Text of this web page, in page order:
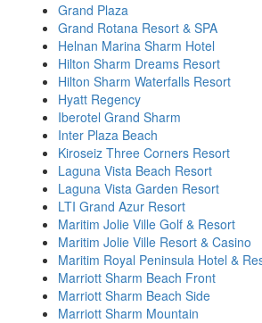
Grand Plaza
Grand Rotana Resort & SPA
Helnan Marina Sharm Hotel
Hilton Sharm Dreams Resort
Hilton Sharm Waterfalls Resort
Hyatt Regency
Iberotel Grand Sharm
Inter Plaza Beach
Kiroseiz Three Corners Resort
Laguna Vista Beach Resort
Laguna Vista Garden Resort
LTI Grand Azur Resort
Maritim Jolie Ville Golf & Resort
Maritim Jolie Ville Resort & Casino
Maritim Royal Peninsula Hotel &
Marriott Sharm Beach Front
Marriott Sharm Beach Side
Marriott Sharm Mountain